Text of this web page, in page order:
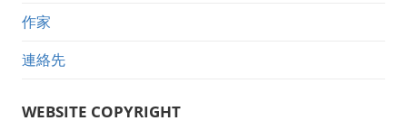
作家
連絡先
WEBSITE COPYRIGHT